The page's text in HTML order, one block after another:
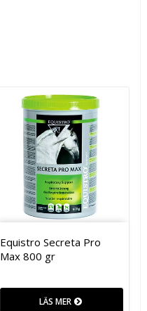
Equistro Secreta Pro
Max 800 gr
LÄS MER